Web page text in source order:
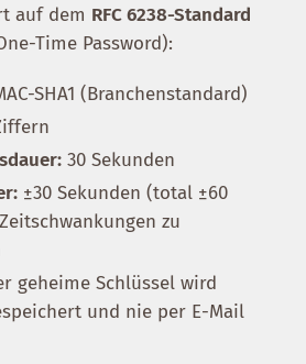
auf dem RFC 6238-Standard
Time Password):
SHA1 (Branchenstandard)
30 Sekunden
±30 Sekunden (total ±60
zu
geheime Schlüssel wird
und nie per E-Mail